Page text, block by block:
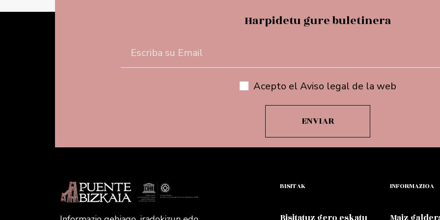
Harpidetu gure buletinera
Acepto el Aviso legal de la web
BISITAK INFORMAZIOA